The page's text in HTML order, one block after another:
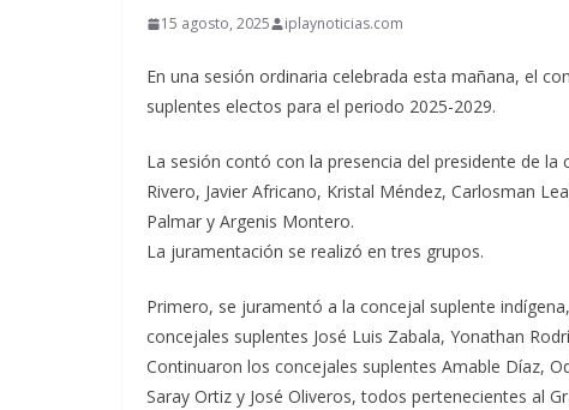
15 agosto, 2025 iplaynoticias.com
En una sesión ordinaria celebrada esta mañana, el
suplentes electos para el periodo 2025-2029.
La sesión contó con la presencia del presidente de
Rivero, Javier Africano, Kristal Méndez, Carlosman
Palmar y Argenis Montero.
La juramentación se realizó en tres grupos.
Primero, se juramentó a la concejal suplente
concejales suplentes José Luis Zabala, Yonathan
Continuaron los concejales suplentes Amable Díaz,
Saray Ortiz y José Oliveros, todos pertenecientes al